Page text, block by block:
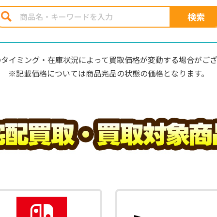
イミング・在庫状況によって買取価格が変動する場合がご
※記載価格については商品完品の状態の価格となります。